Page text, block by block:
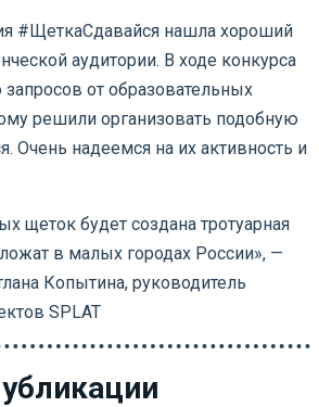
#ЩеткаСдавайся нашла хороший
аудитории. В ходе конкурса
от образовательных
решили организовать подобную
Очень надеемся на их активность и
щеток будет создана тротуарная
в малых городах России», —
Копытина, руководитель
SPLAT